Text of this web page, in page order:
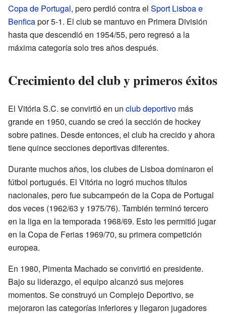
Copa de Portugal, pero perdió contra el Sport Lisboa e
Benficapor 5-1. El club se mantuvo en Primera División
hasta que descendió en 1954/55, pero regresó a la
máxima categoría solo tres años después.
Crecimiento del club y primeros éxitos
El Vitória S.C. se convirtió en un club deportivo más
grande en 1950, cuando se creó la sección de hockey
sobre patines. Desde entonces, el club ha crecido y ahora
tiene quince secciones deportivas diferentes.
Durante muchos años, los clubes de Lisboa dominaron el
fútbol portugués. El Vitória no logró muchos títulos
nacionales, pero fue subcampeón de la Copa de Portugal
dos veces (1962/63 y 1975/76). También terminó tercero
en la liga en la temporada 1968/69. Esto les permitió jugar
en la Copa de Ferias 1969/70, su primera competición
europea.
En 1980, Pimenta Machado se convirtió en presidente.
Bajo su liderazgo, el equipo alcanzó sus mejores
momentos. Se construyó un Complejo Deportivo, se
mejoraron las categorías inferiores y llegaron jugadores